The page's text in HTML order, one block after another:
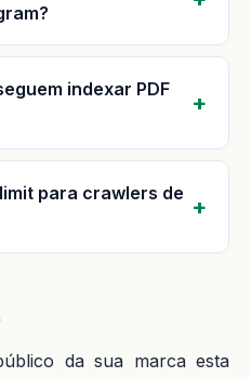
indexar PDF
para crawlers de
da sua marca esta